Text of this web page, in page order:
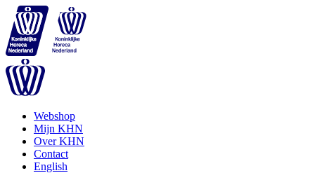
Webshop
Mijn KHN
Over KHN
Contact
English